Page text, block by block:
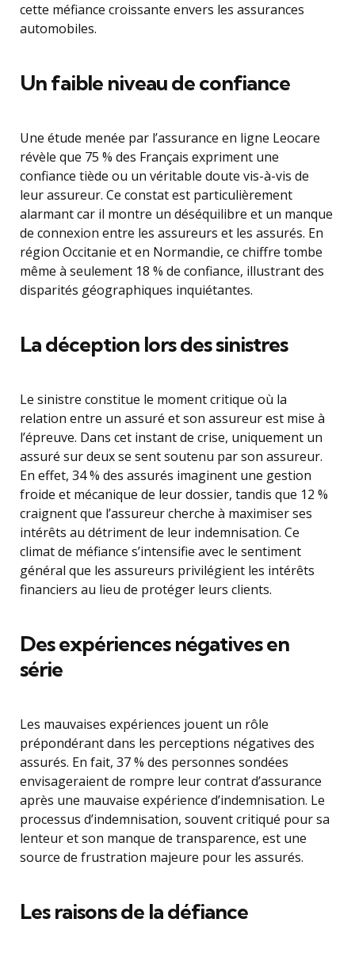
cette méfiance croissante envers les assurances
automobiles.
Un faible niveau de confiance
Une étude menée par l’assurance en ligne Leocare
révèle que 75 % des Français expriment une
confiance tiède ou un véritable doute vis-à-vis de
leur assureur. Ce constat est particulièrement
alarmant car il montre un déséquilibre et un manque
de connexion entre les assureurs et les assurés. En
région Occitanie et en Normandie, ce chiffre tombe
même à seulement 18 % de confiance, illustrant des
disparités géographiques inquiétantes.
La déception lors des sinistres
Le sinistre constitue le moment critique où la
relation entre un assuré et son assureur est mise à
l’épreuve. Dans cet instant de crise, uniquement un
assuré sur deux se sent soutenu par son assureur.
En effet, 34 % des assurés imaginent une gestion
froide et mécanique de leur dossier, tandis que 12 %
craignent que l’assureur cherche à maximiser ses
intérêts au détriment de leur indemnisation. Ce
climat de méfiance s’intensifie avec le sentiment
général que les assureurs privilégient les intérêts
financiers au lieu de protéger leurs clients.
Des expériences négatives en
série
Les mauvaises expériences jouent un rôle
prépondérant dans les perceptions négatives des
assurés. En fait, 37 % des personnes sondées
envisageraient de rompre leur contrat d’assurance
après une mauvaise expérience d’indemnisation. Le
processus d’indemnisation, souvent critiqué pour sa
lenteur et son manque de transparence, est une
source de frustration majeure pour les assurés.
Les raisons de la défiance